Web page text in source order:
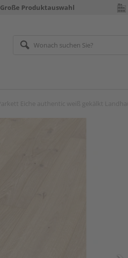
Große Produktauswahl